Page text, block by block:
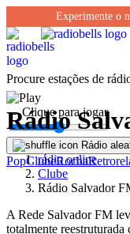
Experimente o
Procure estações de
← Clique para jogar
Rádio
PopClubeRochaRetro
Rádio
rádio online
Clube
Rádio Salvador
A Rede Salvador FM
totalmente